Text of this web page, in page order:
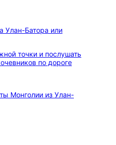
Улан-Батора или
точки и послушать
по дороге